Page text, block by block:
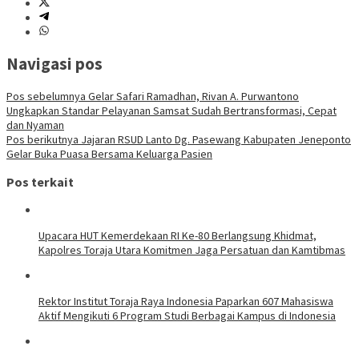
Navigasi pos
Pos sebelumnya Gelar Safari Ramadhan, Rivan A. Purwantono
Ungkapkan Standar Pelayanan Samsat Sudah Bertransformasi, Cepat
dan Nyaman
Pos berikutnya Jajaran RSUD Lanto Dg. Pasewang Kabupaten Jeneponto
Gelar Buka Puasa Bersama Keluarga Pasien
Pos terkait
Upacara HUT Kemerdekaan RI Ke-80 Berlangsung Khidmat,
Kapolres Toraja Utara Komitmen Jaga Persatuan dan Kamtibmas
Rektor Institut Toraja Raya Indonesia Paparkan 607 Mahasiswa
Aktif Mengikuti 6 Program Studi Berbagai Kampus di Indonesia